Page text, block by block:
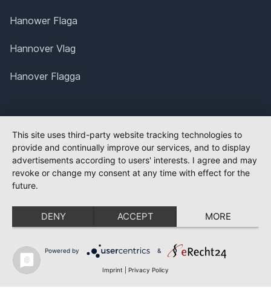
Hanower Flaga
Hannover Vlag
Hanover Flagga
This site uses third-party website tracking technologies to
provide and continually improve our services, and to display
advertisements according to users' interests. I agree and may
revoke or change my consent at any time with effect for the
future.
DENY ACCEPT MORE
Powered by &
Imprint Privacy Policy